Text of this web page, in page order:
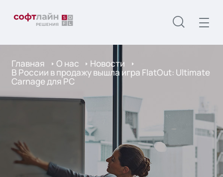
Главная О нас Новости
В России в продажу вышла игра FlatOut: Ultimate
Carnage для PC